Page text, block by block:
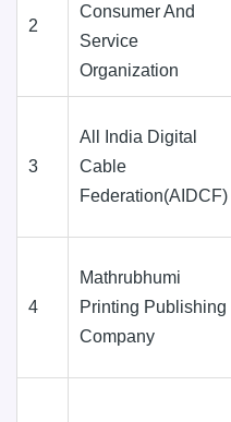
2
Consumer And
Service
Organization
3
All India Digital
Cable
Federation(AIDCF)
4
Mathrubhumi
Printing Publishing
Company